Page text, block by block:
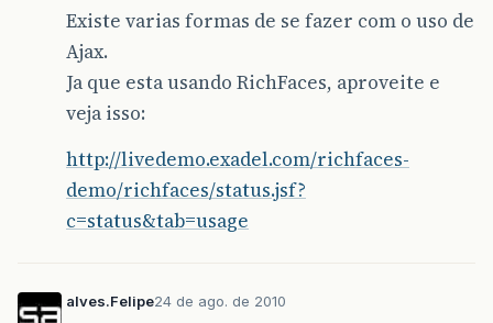
Existe varias formas de se fazer com o uso de
Ajax.
Ja que esta usando RichFaces, aproveite e
veja isso:
http://livedemo.exadel.com/richfaces-
demo/richfaces/status.jsf?
c=status&tab=usage
alves.Felipe24 de ago. de 2010